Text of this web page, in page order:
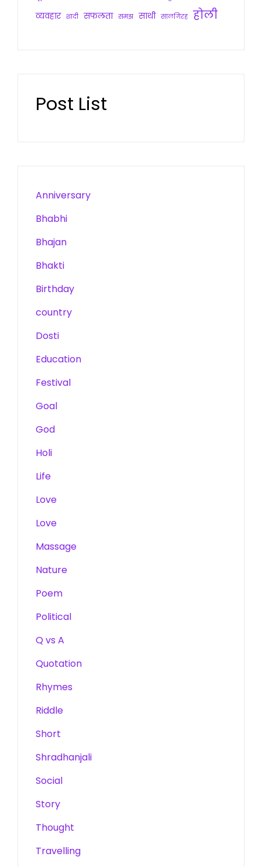
व्यवहार शादी सफलता समझ साथी सालगिरह होली
Post List
Anniversary
Bhabhi
Bhajan
Bhakti
Birthday
country
Dosti
Education
Festival
Goal
God
Holi
Life
Love
Love
Massage
Nature
Poem
Political
Q vs A
Quotation
Rhymes
Riddle
Short
Shradhanjali
Social
Story
Thought
Travelling